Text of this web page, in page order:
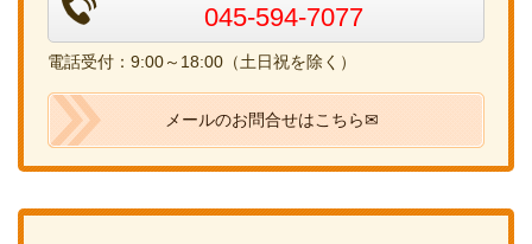
045-594-7077
電話受付：9:00～18:00（土日祝を除く）
メールのお問合せはこちら✉